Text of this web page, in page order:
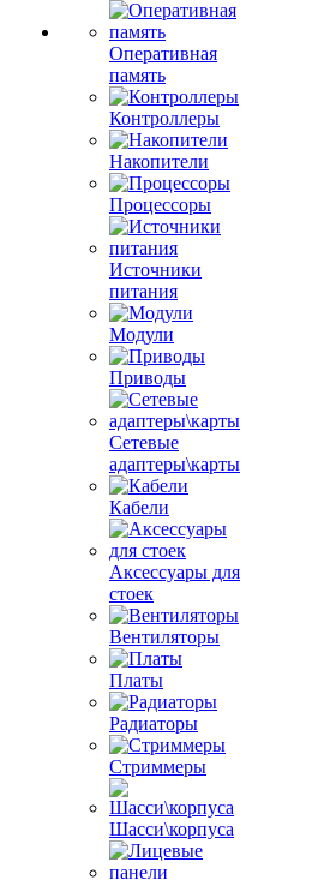
Оперативная
память
Контроллеры
Накопители
Процессоры
Источники
питания
Модули
Приводы
Сетевые
адаптеры\карты
Кабели
Аксессуары для
стоек
Вентиляторы
Платы
Радиаторы
Стриммеры
Шасси\корпуса